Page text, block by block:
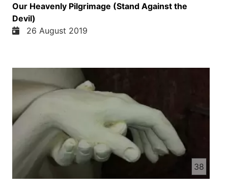
Our Heavenly Pilgrimage (Stand Against the
Devil)
26 August 2019
38